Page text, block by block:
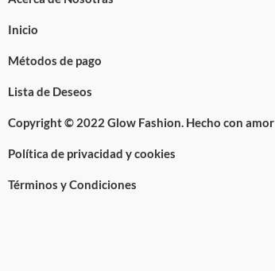
Inicio
Métodos de pago
Lista de Deseos
Copyright © 2022 Glow Fashion. Hecho con amor
Política de privacidad y cookies
Términos y Condiciones